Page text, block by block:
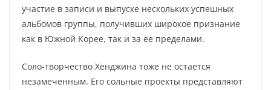
участие в записи и выпуске нескольких успешных
альбомов группы, получивших широкое признание
как в Южной Корее, так и за ее пределами.
Соло-творчество Хенджина тоже не остается
незамеченным. Его сольные проекты представляют